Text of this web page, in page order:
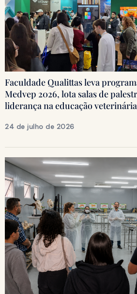
Faculdade Qualittas leva
Medvep 2026, lota salas de
liderança na educação veterinária
24 de julho de 2026